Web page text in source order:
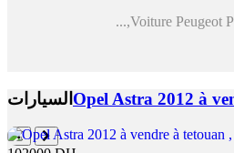
Voiture Peugeot
السيارات Opel Astra 2012 à